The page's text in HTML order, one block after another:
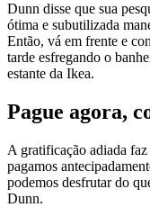
Dunn disse que sua
ótima e subutilizada
Então, vá em frente e
tarde esfregando o
estante da Ikea.
Pague agora,
A gratificação adiada
pagamos
podemos desfrutar do
Dunn.